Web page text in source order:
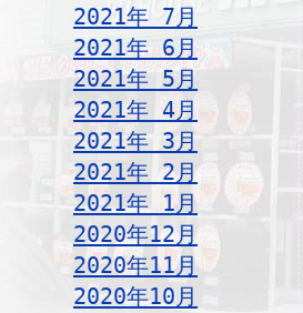
2021年 7月
2021年 6月
2021年 5月
2021年 4月
2021年 3月
2021年 2月
2021年 1月
2020年12月
2020年11月
2020年10月